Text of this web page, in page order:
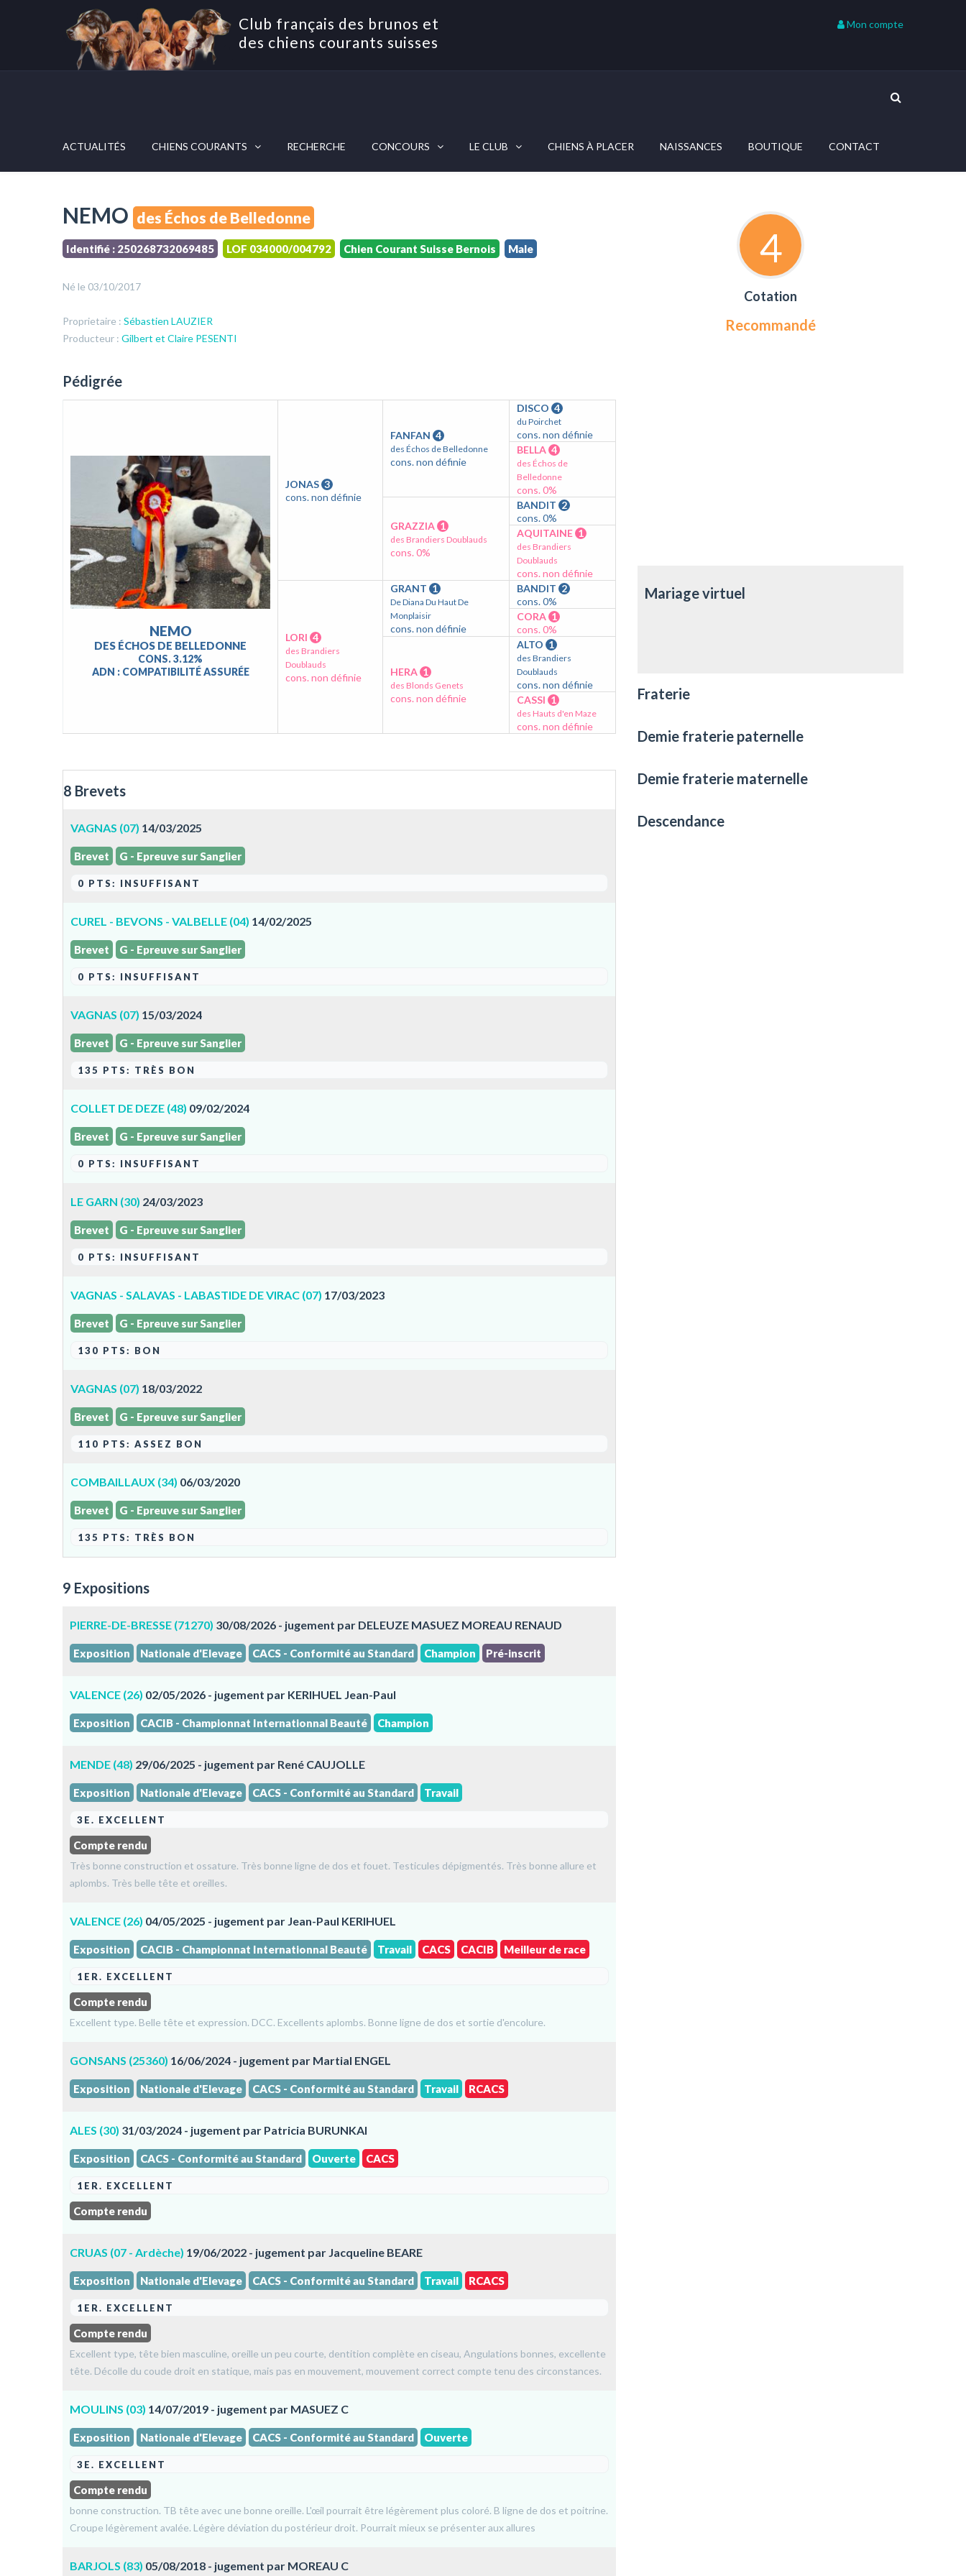
Club français des brunos et
des chiens courants suisses
Mon compte
ACTUALITÉS CHIENS COURANTS RECHERCHE CONCOURS LE CLUB CHIENS À PLACER NAISSANCES BOUTIQUE CONTACT
NEMO des Échos de Belledonne
Identifié : 250268732069485 LOF 034000/004792 Chien Courant Suisse Bernois Male
Né le 03/10/2017
Proprietaire : Sébastien LAUZIER
Producteur : Gilbert et Claire PESENTI
Pédigrée
NEMO
DES ÉCHOS DE BELLEDONNE
CONS. 3.12%
ADN : COMPATIBILITÉ ASSURÉE
JONAS 3
cons. non définie
FANFAN 4
des Échos de Belledonne
cons. non définie
DISCO 4
du Poirchet
cons. non définie
BELLA 4
des Échos de
Belledonne
cons. 0%
GRAZZIA 1
des Brandiers Doublauds
cons. 0%
BANDIT 2
cons. 0%
AQUITAINE 1
des Brandiers
Doublauds
cons. non définie
LORI 4
des Brandiers
Doublauds
cons. non définie
GRANT 1
De Diana Du Haut De
Monplaisir
cons. non définie
BANDIT 2
cons. 0%
CORA 1
cons. 0%
HERA 1
des Blonds Genets
cons. non définie
ALTO 1
des Brandiers
Doublauds
cons. non définie
CASSI 1
des Hauts d'en Maze
cons. non définie
8 Brevets
VAGNAS (07) 14/03/2025
Brevet G - Epreuve sur Sanglier
0 PTS: INSUFFISANT
CUREL - BEVONS - VALBELLE (04) 14/02/2025
Brevet G - Epreuve sur Sanglier
0 PTS: INSUFFISANT
VAGNAS (07) 15/03/2024
Brevet G - Epreuve sur Sanglier
135 PTS: TRÈS BON
COLLET DE DEZE (48) 09/02/2024
Brevet G - Epreuve sur Sanglier
0 PTS: INSUFFISANT
LE GARN (30) 24/03/2023
Brevet G - Epreuve sur Sanglier
0 PTS: INSUFFISANT
VAGNAS - SALAVAS - LABASTIDE DE VIRAC (07) 17/03/2023
Brevet G - Epreuve sur Sanglier
130 PTS: BON
VAGNAS (07) 18/03/2022
Brevet G - Epreuve sur Sanglier
110 PTS: ASSEZ BON
COMBAILLAUX (34) 06/03/2020
Brevet G - Epreuve sur Sanglier
135 PTS: TRÈS BON
9 Expositions
PIERRE-DE-BRESSE (71270) 30/08/2026 - jugement par DELEUZE MASUEZ MOREAU RENAUD
Exposition Nationale d'Elevage CACS - Conformité au Standard Champion Pré-inscrit
VALENCE (26) 02/05/2026 - jugement par KERIHUEL Jean-Paul
Exposition CACIB - Championnat Internationnal Beauté Champion
MENDE (48) 29/06/2025 - jugement par René CAUJOLLE
Exposition Nationale d'Elevage CACS - Conformité au Standard Travail
3E. EXCELLENT
Compte rendu
Très bonne construction et ossature. Très bonne ligne de dos et fouet. Testicules dépigmentés. Très bonne allure et
aplombs. Très belle tête et oreilles.
VALENCE (26) 04/05/2025 - jugement par Jean-Paul KERIHUEL
Exposition CACIB - Championnat Internationnal Beauté Travail CACS CACIB Meilleur de race
1ER. EXCELLENT
Compte rendu
Excellent type. Belle tête et expression. DCC. Excellents aplombs. Bonne ligne de dos et sortie d'encolure.
GONSANS (25360) 16/06/2024 - jugement par Martial ENGEL
Exposition Nationale d'Elevage CACS - Conformité au Standard Travail RCACS
ALES (30) 31/03/2024 - jugement par Patricia BURUNKAI
Exposition CACS - Conformité au Standard Ouverte CACS
1ER. EXCELLENT
Compte rendu
CRUAS (07 - Ardèche) 19/06/2022 - jugement par Jacqueline BEARE
Exposition Nationale d'Elevage CACS - Conformité au Standard Travail RCACS
1ER. EXCELLENT
Compte rendu
Excellent type, tête bien masculine, oreille un peu courte, dentition complète en ciseau, Angulations bonnes, excellente
tête. Décolle du coude droit en statique, mais pas en mouvement, mouvement correct compte tenu des circonstances.
MOULINS (03) 14/07/2019 - jugement par MASUEZ C
Exposition Nationale d'Elevage CACS - Conformité au Standard Ouverte
3E. EXCELLENT
Compte rendu
bonne construction. TB tête avec une bonne oreille. L'œil pourrait être légèrement plus coloré. B ligne de dos et poitrine.
Croupe légèrement avalée. Légère déviation du postérieur droit. Pourrait mieux se présenter aux allures
BARJOLS (83) 05/08/2018 - jugement par MOREAU C
4
Cotation
Recommandé
Mariage virtuel
Fraterie
Demie fraterie paternelle
Demie fraterie maternelle
Descendance